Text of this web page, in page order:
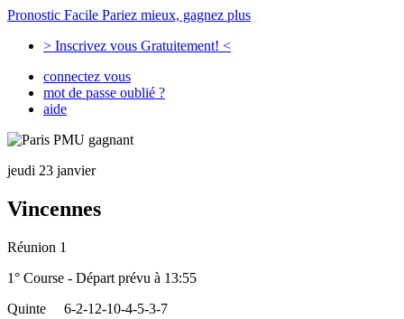
Pronostic Facile Pariez mieux, gagnez plus
> Inscrivez vous Gratuitement! <
connectez vous
mot de passe oublié ?
aide
jeudi 23 janvier
Vincennes
Réunion 1
1° Course - Départ prévu à 13:55
Quinte
6-2-12-10-4-5-3-7